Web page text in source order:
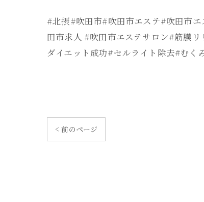
#北摂#吹田市#吹田市エステ#吹田市
田市求人 #吹田市エステサロン#筋膜
ダイエット成功#セルライト除去#む
< 前のページ